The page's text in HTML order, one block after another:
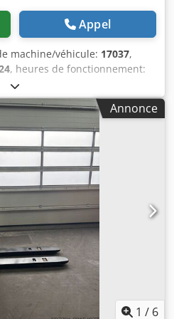
Appel
machine/véhicule: 17037,
, heures de fonctionnement:
2 500 kg
mm, centre de gravité de la
électrique, type de
2 180 mm
des fourches:1 200 mm
, taille de pneu arrière:
Numéro de série : FBA47-
de la batterie : 48 V, 600 Ah,
Annonce
1 / 6